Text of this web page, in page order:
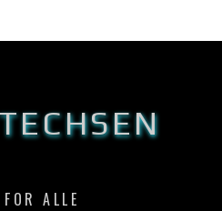
TECHSEN
ALLE